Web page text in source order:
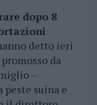
dopo 8
detto ieri
da
–
suina e